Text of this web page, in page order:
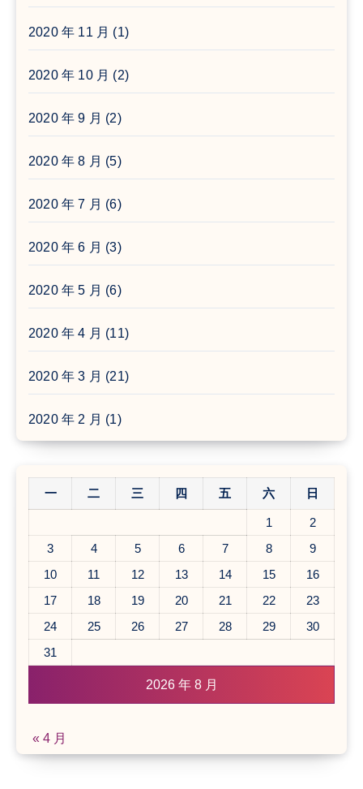
2020 年 11 月 (1)
2020 年 10 月 (2)
2020 年 9 月 (2)
2020 年 8 月 (5)
2020 年 7 月 (6)
2020 年 6 月 (3)
2020 年 5 月 (6)
2020 年 4 月 (11)
2020 年 3 月 (21)
2020 年 2 月 (1)
2026 年 8 月
一 二 三 四 五 六 日
1
2
3
4 5 6 7 8
9
10
11 12 13 14 15
16
17
18 19 20 21 22
23
24
25 26 27 28 29
30
31
« 4 月